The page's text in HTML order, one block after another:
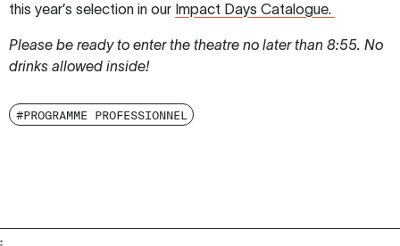
this year’s selection in our Impact Days Catalogue.
Please be ready to enter the theatre no later than 8:55. No
drinks allowed inside!
#PROGRAMME PROFESSIONNEL